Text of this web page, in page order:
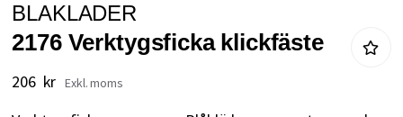
till
början
av
BLAKLADER
2176 Verktygsficka klickfäste
206 kr